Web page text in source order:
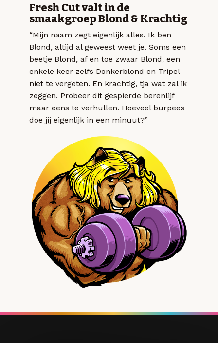
Fresh Cut valt in de
smaakgroep Blond & Krachtig
“Mijn naam zegt eigenlijk alles. Ik ben
Blond, altijd al geweest weet je. Soms een
beetje Blond, af en toe zwaar Blond, een
enkele keer zelfs Donkerblond en Tripel
niet te vergeten. En krachtig, tja wat zal ik
zeggen. Probeer dit gespierde berenlijf
maar eens te verhullen. Hoeveel burpees
doe jij eigenlijk in een minuut?”